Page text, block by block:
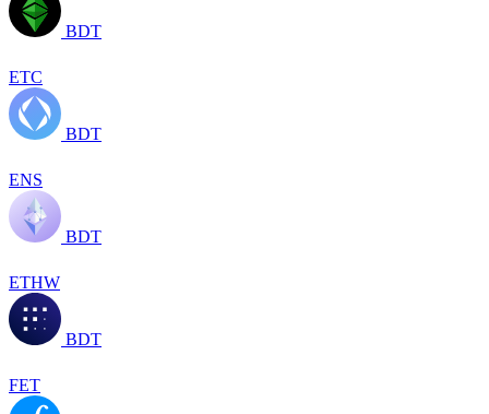
BDT
ETC
BDT
ENS
BDT
ETHW
BDT
FET